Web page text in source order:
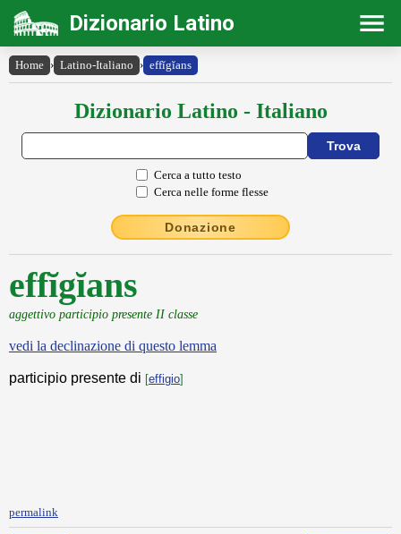
Dizionario Latino
Home › Latino-Italiano › effĭgĭans
Dizionario Latino - Italiano
Cerca a tutto testo
Cerca nelle forme flesse
Donazione
effĭgĭans
aggettivo participio presente II classe
vedi la declinazione di questo lemma
participio presente di [effigio]
permalink